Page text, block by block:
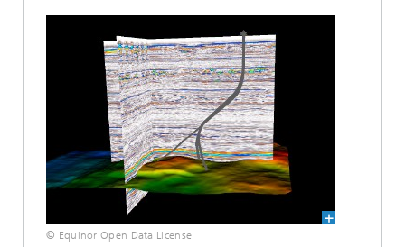
© Equinor Open Data License